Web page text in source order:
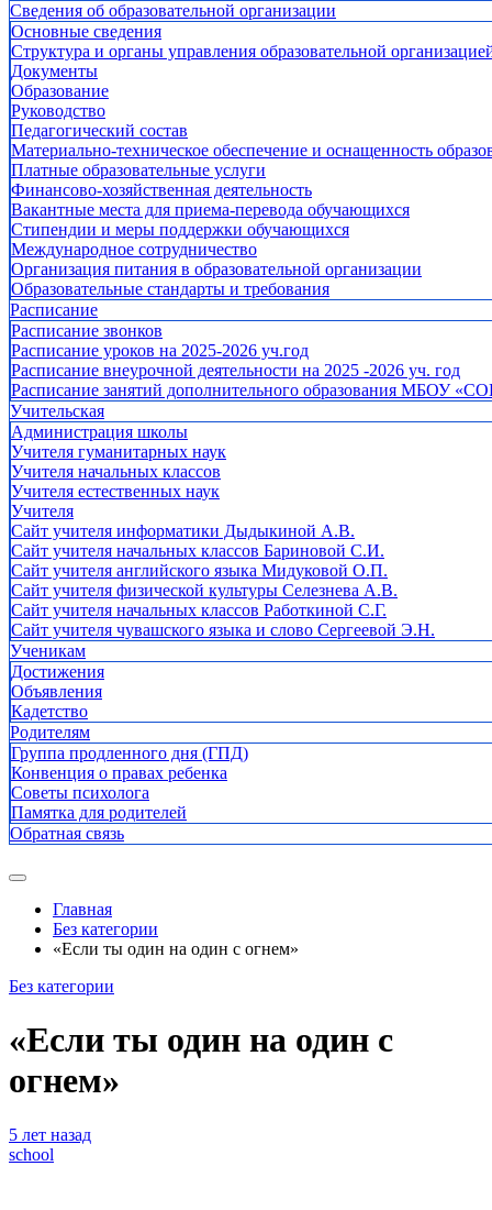
Сведения об образовательной организации
Основные сведения
Структура и органы управления образовательной
Документы
Образование
Руководство
Педагогический состав
Материально-техническое обеспечение и оснащенность
Платные образовательные услуги
Финансово-хозяйственная деятельность
Вакантные места для приема-перевода обучающихся
Стипендии и меры поддержки обучающихся
Международное сотрудничество
Организация питания в образовательной организации
Образовательные стандарты и требования
Расписание
Расписание звонков
Расписание уроков на 2025-2026 уч.год
Расписание внеурочной деятельности на 2025 -2026 уч. год
Расписание занятий дополнительного образования МБОУ
Учительская
Администрация школы
Учителя гуманитарных наук
Учителя начальных классов
Учителя естественных наук
Учителя
Cайт учителя информатики Дыдыкиной А.В.
Сайт учителя начальных классов Бариновой С.И.
Сайт учителя английского языка Мидуковой О.П.
Сайт учителя физической культуры Селезнева А.В.
Сайт учителя начальных классов Работкиной С.Г.
Сайт учителя чувашского языка и слово Сергеевой Э.Н.
Ученикам
Достижения
Объявления
Кадетство
Родителям
Группа продленного дня (ГПД)
Конвенция о правах ребенка
Советы психолога
Памятка для родителей
Обратная связь
Главная
Без категории
«Если ты один на один с огнем»
Без категории
«Если ты один на один с
огнем»
5 лет назад
school